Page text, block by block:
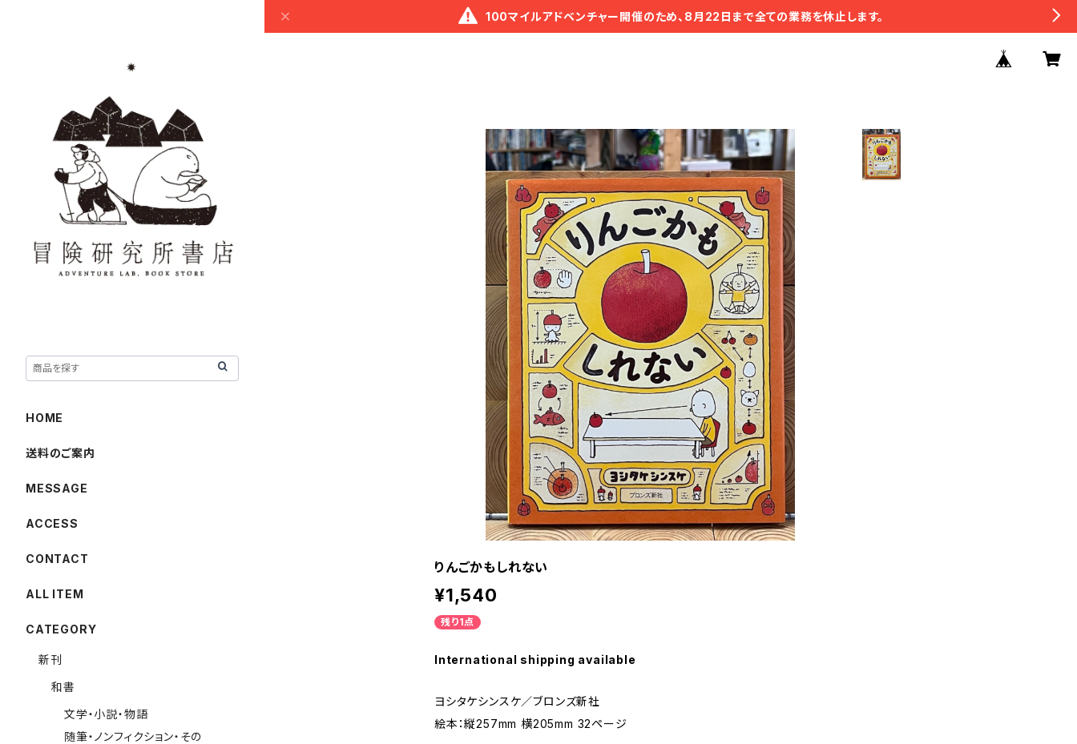
100マイルアドベンチャー開催のため、8月22日まで全ての業務を休止します。
りんごかもしれない
¥1,540
残り1点
International shipping available
ヨシタケシンスケ／ブロンズ新社
絵本：縦257mm 横205mm 32ページ
HOME
送料のご案内
MESSAGE
ACCESS
CONTACT
ALL ITEM
CATEGORY
新刊
和書
文学・小説・物語
随筆・ノンフィクション・その